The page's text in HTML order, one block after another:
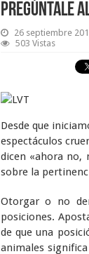
Pregúntale
26 septiembre
503 Vistas
Desde que
espectáculos
dicen «ahora no,
sobre la
Otorgar o no
posiciones.
de que una
animales